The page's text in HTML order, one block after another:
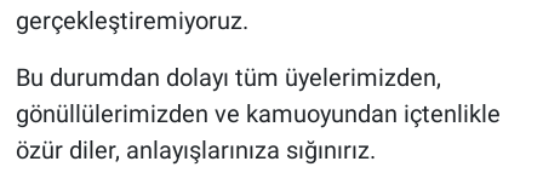
gerçekleştiremiyoruz.
Bu durumdan dolayı tüm üyelerimizden,
gönüllülerimizden ve kamuoyundan içtenlikle
özür diler, anlayışlarınıza sığınırız.